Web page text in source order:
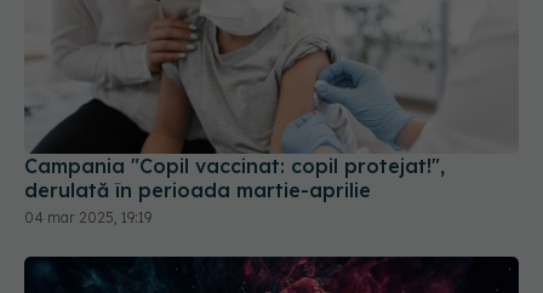
Campania "Copil vaccinat: copil protejat!",
derulată în perioada martie-aprilie
04 mar 2025, 19:19